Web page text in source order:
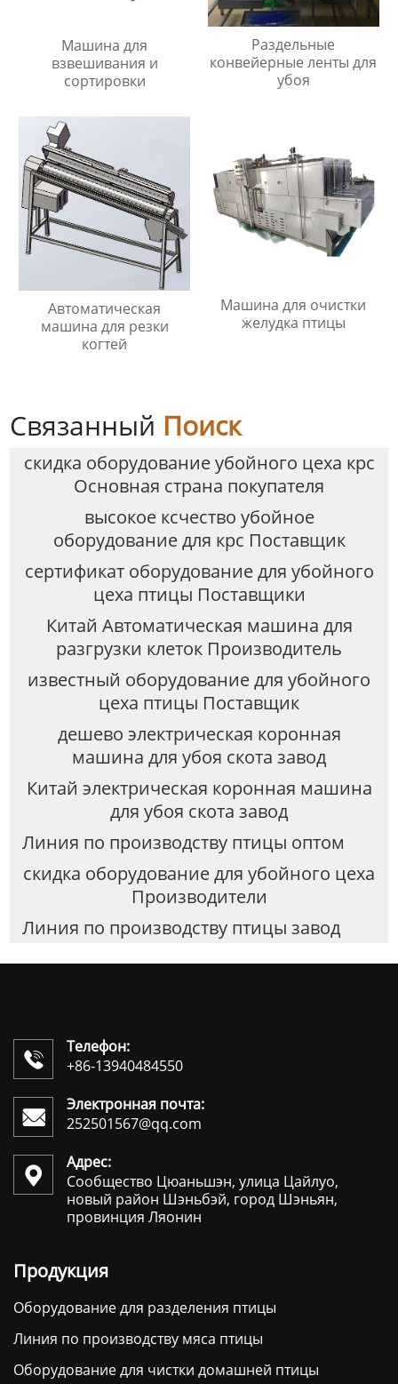
Машина для
взвешивания и
сортировки
Раздельные
конвейерные ленты для
убоя
Автоматическая
машина для резки
когтей
Машина для очистки
желудка птицы
Связанный Поиск
скидка оборудование убойного цеха крс
Основная страна покупателя
высокое ксчество убойное
оборудование для крс Поставщик
сертификат оборудование для убойного
цеха птицы Поставщики
Китай Автоматическая машина для
разгрузки клеток Производитель
известный оборудование для убойного
цеха птицы Поставщик
дешево электрическая коронная
машина для убоя скота завод
Китай электрическая коронная машина
для убоя скота завод
Линия по производству птицы оптом
скидка оборудование для убойного цеха
Производители
Линия по производству птицы завод

Телефон:
+86-13940484550

Электронная почта:
252501567@qq.com

Адрес:
Сообщество Цюаньшэн, улица Цайлуо,
новый район Шэньбэй, город Шэньян,
провинция Ляонин
Продукция
Оборудование для разделения птицы
Линия по производству мяса птицы
Оборудование для чистки домашней птицы